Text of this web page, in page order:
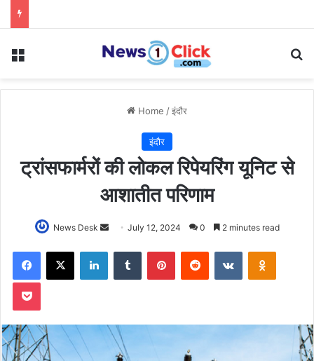
Menu
Home /इंदौर
इंदौर
ट्रांसफार्मरों की लोकल रिपेयरिंग यूनिट से
आशातीत परिणाम
News Desk
Send
email
July 12, 2024 0 2 minutes read
Facebook
X LinkedInTumblr PinterestReddit VKontakte
Pocket